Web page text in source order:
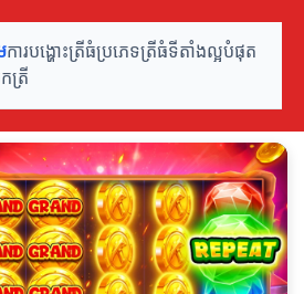
ការបង្ហោះត្រីធំប្រភេទត្រីធំទីតាំងល្អបំផុត
ត្រី